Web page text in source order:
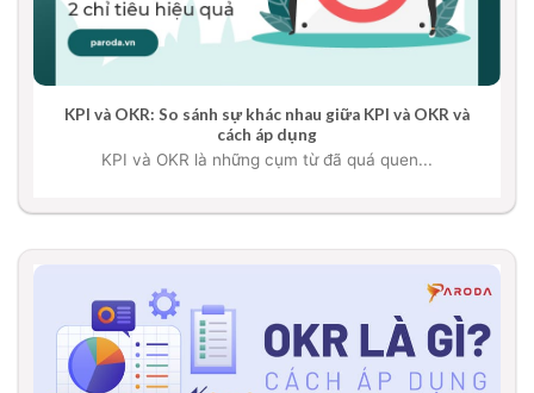
KPI và OKR: So sánh sự khác nhau giữa KPI và OKR và
cách áp dụng
KPI và OKR là những cụm từ đã quá quen...